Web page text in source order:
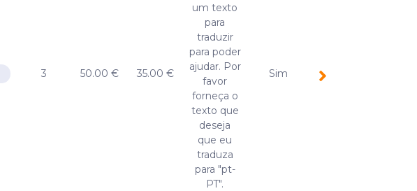
3 50.00 € 35.00 €
um texto
para
traduzir
para poder
ajudar. Por
favor
forneça o
texto que
deseja
que eu
traduza
para "pt-
PT".
Sim